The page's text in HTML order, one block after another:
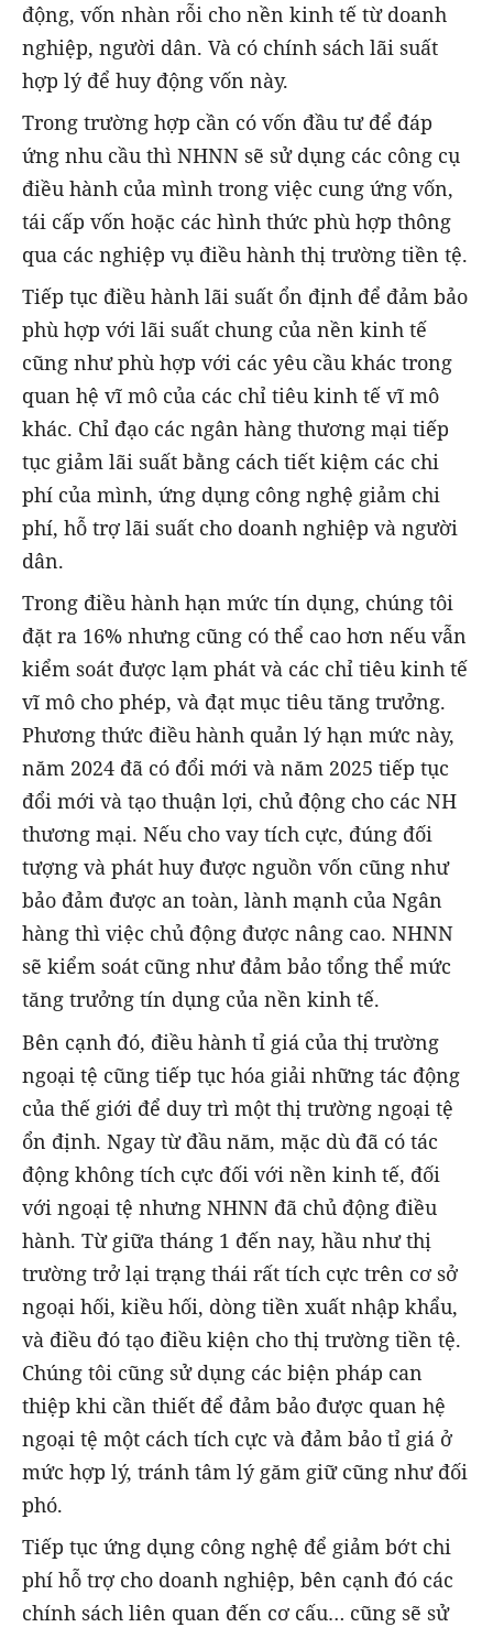
động, vốn nhàn rỗi cho nền kinh tế từ doanh
nghiệp, người dân. Và có chính sách lãi suất
hợp lý để huy động vốn này.
Trong trường hợp cần có vốn đầu tư để đáp
ứng nhu cầu thì NHNN sẽ sử dụng các công cụ
điều hành của mình trong việc cung ứng vốn,
tái cấp vốn hoặc các hình thức phù hợp thông
qua các nghiệp vụ điều hành thị trường tiền tệ.
Tiếp tục điều hành lãi suất ổn định để đảm bảo
phù hợp với lãi suất chung của nền kinh tế
cũng như phù hợp với các yêu cầu khác trong
quan hệ vĩ mô của các chỉ tiêu kinh tế vĩ mô
khác. Chỉ đạo các ngân hàng thương mại tiếp
tục giảm lãi suất bằng cách tiết kiệm các chi
phí của mình, ứng dụng công nghệ giảm chi
phí, hỗ trợ lãi suất cho doanh nghiệp và người
dân.
Trong điều hành hạn mức tín dụng, chúng tôi
đặt ra 16% nhưng cũng có thể cao hơn nếu vẫn
kiểm soát được lạm phát và các chỉ tiêu kinh tế
vĩ mô cho phép, và đạt mục tiêu tăng trưởng.
Phương thức điều hành quản lý hạn mức này,
năm 2024 đã có đổi mới và năm 2025 tiếp tục
đổi mới và tạo thuận lợi, chủ động cho các NH
thương mại. Nếu cho vay tích cực, đúng đối
tượng và phát huy được nguồn vốn cũng như
bảo đảm được an toàn, lành mạnh của Ngân
hàng thì việc chủ động được nâng cao. NHNN
sẽ kiểm soát cũng như đảm bảo tổng thể mức
tăng trưởng tín dụng của nền kinh tế.
Bên cạnh đó, điều hành tỉ giá của thị trường
ngoại tệ cũng tiếp tục hóa giải những tác động
của thế giới để duy trì một thị trường ngoại tệ
ổn định. Ngay từ đầu năm, mặc dù đã có tác
động không tích cực đối với nền kinh tế, đối
với ngoại tệ nhưng NHNN đã chủ động điều
hành. Từ giữa tháng 1 đến nay, hầu như thị
trường trở lại trạng thái rất tích cực trên cơ sở
ngoại hối, kiều hối, dòng tiền xuất nhập khẩu,
và điều đó tạo điều kiện cho thị trường tiền tệ.
Chúng tôi cũng sử dụng các biện pháp can
thiệp khi cần thiết để đảm bảo được quan hệ
ngoại tệ một cách tích cực và đảm bảo tỉ giá ở
mức hợp lý, tránh tâm lý găm giữ cũng như đối
phó.
Tiếp tục ứng dụng công nghệ để giảm bớt chi
phí hỗ trợ cho doanh nghiệp, bên cạnh đó các
chính sách liên quan đến cơ cấu… cũng sẽ sử